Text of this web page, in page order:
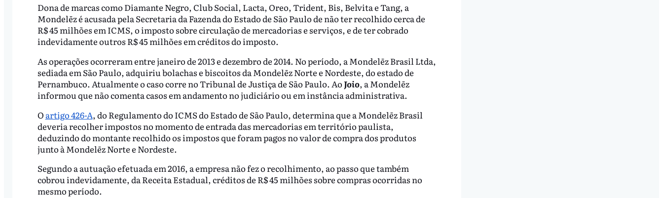
Dona de marcas como Diamante Negro, Club Social, Lacta, Oreo, Trident, Bis, Belvita e Tang, a
Mondelēz é acusada pela Secretaria da Fazenda do Estado de São Paulo de não ter recolhido cerca de
R$ 45 milhões em ICMS, o imposto sobre circulação de mercadorias e serviços, e de ter cobrado
indevidamente outros R$ 45 milhões em créditos do imposto.
As operações ocorreram entre janeiro de 2013 e dezembro de 2014. No período, a Mondelēz Brasil Ltda,
sediada em São Paulo, adquiriu bolachas e biscoitos da Mondelēz Norte e Nordeste, do estado de
Pernambuco. Atualmente o caso corre no Tribunal de Justiça de São Paulo. AoJoio, a Mondelēz
informou que não comenta casos em andamento no judiciário ou em instância administrativa.
O artigo 426-A, do Regulamento do ICMS do Estado de São Paulo, determina que a Mondelēz Brasil
deveria recolher impostos no momento de entrada das mercadorias em território paulista,
deduzindo do montante recolhido os impostos que foram pagos no valor de compra dos produtos
junto à Mondelēz Norte e Nordeste.
Segundo a autuação efetuada em 2016, a empresa não fez o recolhimento, ao passo que também
cobrou indevidamente, da Receita Estadual, créditos de R$ 45 milhões sobre compras ocorridas no
mesmo período.